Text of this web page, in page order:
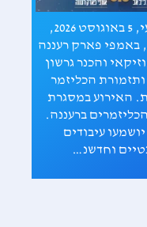
- סדרת
בעולם היהודי
המודרני תיערך מנובמבר 2026 עד
2027 בבית שלום עליכם (רח'
אביב).